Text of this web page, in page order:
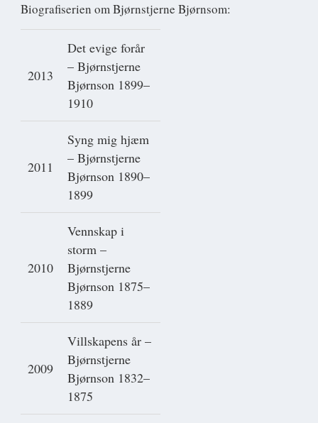
Biografiserien om Bjørnstjerne Bjørnsom:
2013
Det evige forår
– Bjørnstjerne
Bjørnson 1899–
1910
2011
Syng mig hjæm
– Bjørnstjerne
Bjørnson 1890–
1899
2010
Vennskap i
storm –
Bjørnstjerne
Bjørnson 1875–
1889
2009
Villskapens år –
Bjørnstjerne
Bjørnson 1832–
1875